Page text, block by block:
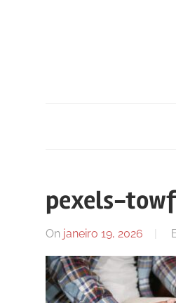
notícias
FilaCap
informações
relevantes.
pexels-
On janeiro 19, 2026